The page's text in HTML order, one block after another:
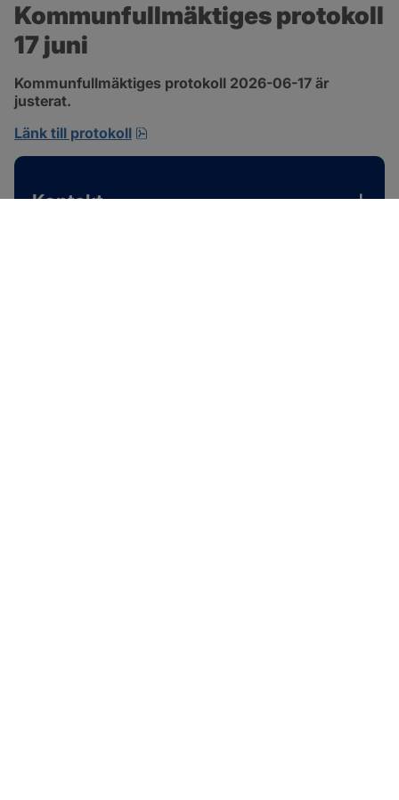
Kommunfullmäktiges protokoll
17 juni
Kommunfullmäktiges protokoll 2026-06-17 är
justerat.
Länk till protokoll
Kontakt